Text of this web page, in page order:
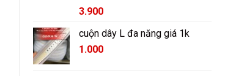
Được xếp
5 sao
3.900
cuộn dây L đa năng giá 1k
1.000